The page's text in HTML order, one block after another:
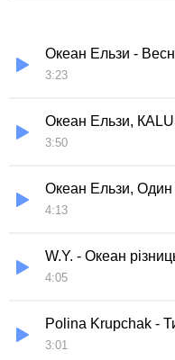
Океан Ельзи -
3:23
Океан Ельзи,
3:50
Океан Ельзи, Один
4:13
W.Y. - Океан
4:05
Polina Krupchak -
3:01